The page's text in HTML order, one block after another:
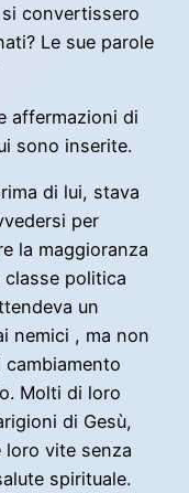
convertissero
Le sue parole
affermazioni di
sono inserite.
di lui, stava
per
la maggioranza
politica
un
nemici , ma non
Molti di loro
di Gesù,
loro vite senza
spirituale.